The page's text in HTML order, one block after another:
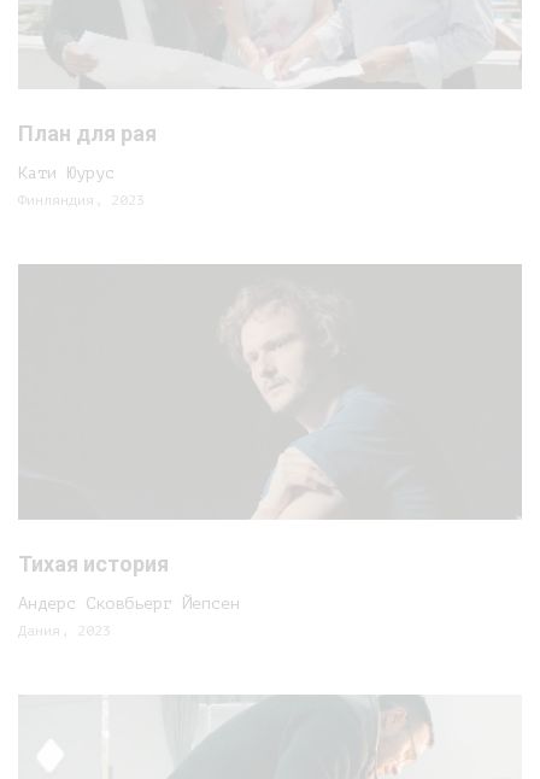
План для рая
Кати Юурус
Финляндия, 2023
Тихая история
Андерс Сковбьерг Йепсен
Дания, 2023